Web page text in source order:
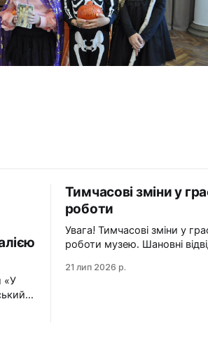
«У
Тимчасові зміни у
роботи
Увага! Тимчасові зміни у
роботи музею. Шановні відвідувачі!
планування візиту до
21 лип 2026 р.